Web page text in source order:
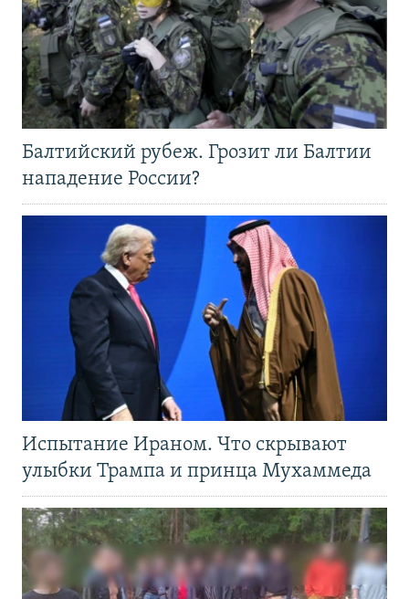
Балтийский рубеж. Грозит ли Балтии
нападение России?
Испытание Ираном. Что скрывают
улыбки Трампа и принца Мухаммеда